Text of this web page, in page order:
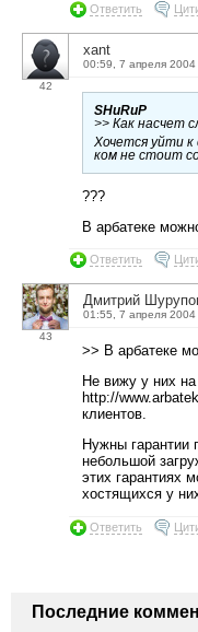
Ответить
42
xant
00:59, 7 апреля 2004
SHuRuP
>> Как насчет
Хочется уйти к
ком не стоит
???
В арбатеке
Ответить
43
Дмитрий
01:55, 7 апреля 2004
>> В арбатеке
Не вижу у них на
http://
клиентов.
Нужны гарантии
небольшой
этих гарантиях
хостящихся у
Ответить
Последние